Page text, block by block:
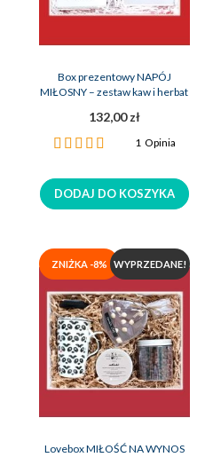
Box prezentowy NAPÓJ
MIŁOSNY – zestaw kaw i herbat
132,00 zł
Ocena:
1 Opinia
DODAJ DO KOSZYKA
ZNIŻKA -8% WYPRZEDANE!
Lovebox MIŁOŚĆ NA WYNOS